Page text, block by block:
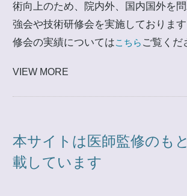
術向上のため、院内外、国内国外を
強会や技術研修会を実施しておりま
修会の実績についてはこちら ご覧くだ
VIEW MORE
本サイトは医師監修のも
載しています